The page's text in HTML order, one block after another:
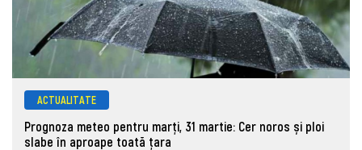
ACTUALITATE
Prognoza meteo pentru marţi, 31 martie: Cer noros și ploi
slabe în aproape toată țara